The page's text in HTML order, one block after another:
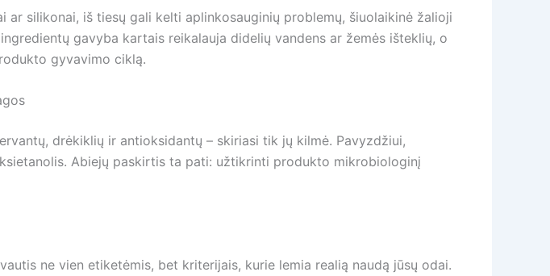
silikonai, iš tiesų gali kelti aplinkosauginių problemų, šiuolaikinė žalioji
gavyba kartais reikalauja didelių vandens ar žemės išteklių, o
gyvavimo ciklą.
drėkiklių ir antioksidantų – skiriasi tik jų kilmė. Pavyzdžiui,
Abiejų paskirtis ta pati: užtikrinti produkto mikrobiologinį
ne vien etiketėmis, bet kriterijais, kurie lemia realią naudą jūsų odai.